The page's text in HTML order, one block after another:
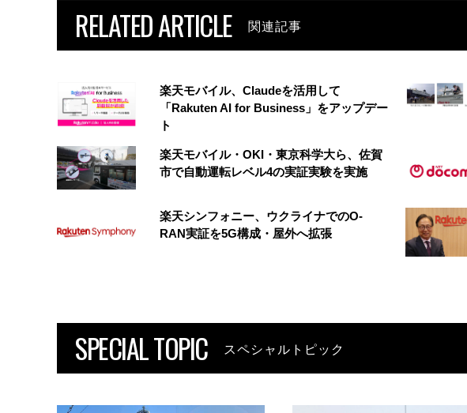
RELATED ARTICLE 関連記事
楽天モバイル、Claudeを活用して
「Rakuten AI for Business」をアップデー
ト
楽天モバイル・OKI・東京科学大ら、佐賀
市で自動運転レベル4の実証実験を実施
楽天シンフォニー、ウクライナでのO-
RAN実証を5G構成・屋外へ拡張
SPECIAL TOPIC スペシャルトピック